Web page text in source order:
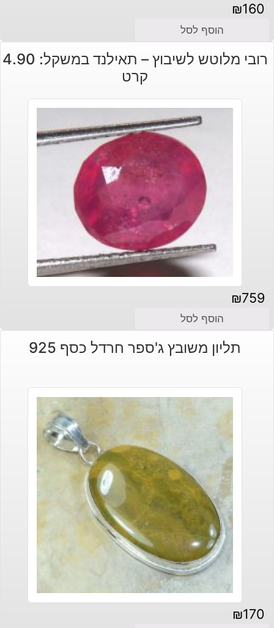
₪160
הוסף לסל
רובי מלוטש לשיבוץ – תאילנד במשקל: 4.90
קרט
₪759
הוסף לסל
תליון משובץ ג'ספר חרדל כסף 925
₪170